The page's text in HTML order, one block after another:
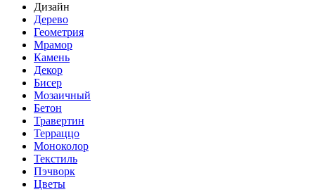
Дизайн
Дерево
Геометрия
Мрамор
Камень
Декор
Бисер
Мозаичный
Бетон
Травертин
Терраццо
Моноколор
Текстиль
Пэчворк
Цветы